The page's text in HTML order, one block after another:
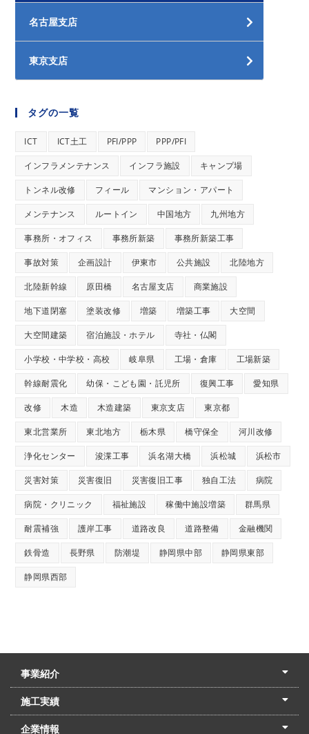
名古屋支店
東京支店
タグの一覧
ICT ICT土工 PFI/PPP PPP/PFI
インフラメンテナンス インフラ施設 キャンプ場
トンネル改修 フィール マンション・アパート
メンテナンス ルートイン 中国地方 九州地方
事務所・オフィス 事務所新築 事務所新築工事
事故対策 企画設計 伊東市 公共施設 北陸地方
北陸新幹線 原田橋 名古屋支店 商業施設
地下道閉塞 塗装改修 増築 増築工事 大空間
大空間建築 宿泊施設・ホテル 寺社・仏閣
小学校・中学校・高校 岐阜県 工場・倉庫 工場新築
幹線耐震化 幼保・こども園・託児所 復興工事 愛知県
改修 木造 木造建築 東京支店 東京都
東北営業所 東北地方 栃木県 橋守保全 河川改修
浄化センター 浚渫工事 浜名湖大橋 浜松城 浜松市
災害対策 災害復旧 災害復旧工事 独自工法 病院
病院・クリニック 福祉施設 稼働中施設増築 群馬県
耐震補強 護岸工事 道路改良 道路整備 金融機関
鉄骨造 長野県 防潮堤 静岡県中部 静岡県東部
静岡県西部
事業紹介
土木本部
建築本部
PPP・PFI
リフォーム・リノベーション
中村建設の家
施工実績
土木部門
建築部門
リフォーム部門
住宅部門
名古屋支店
東京支店
企業情報